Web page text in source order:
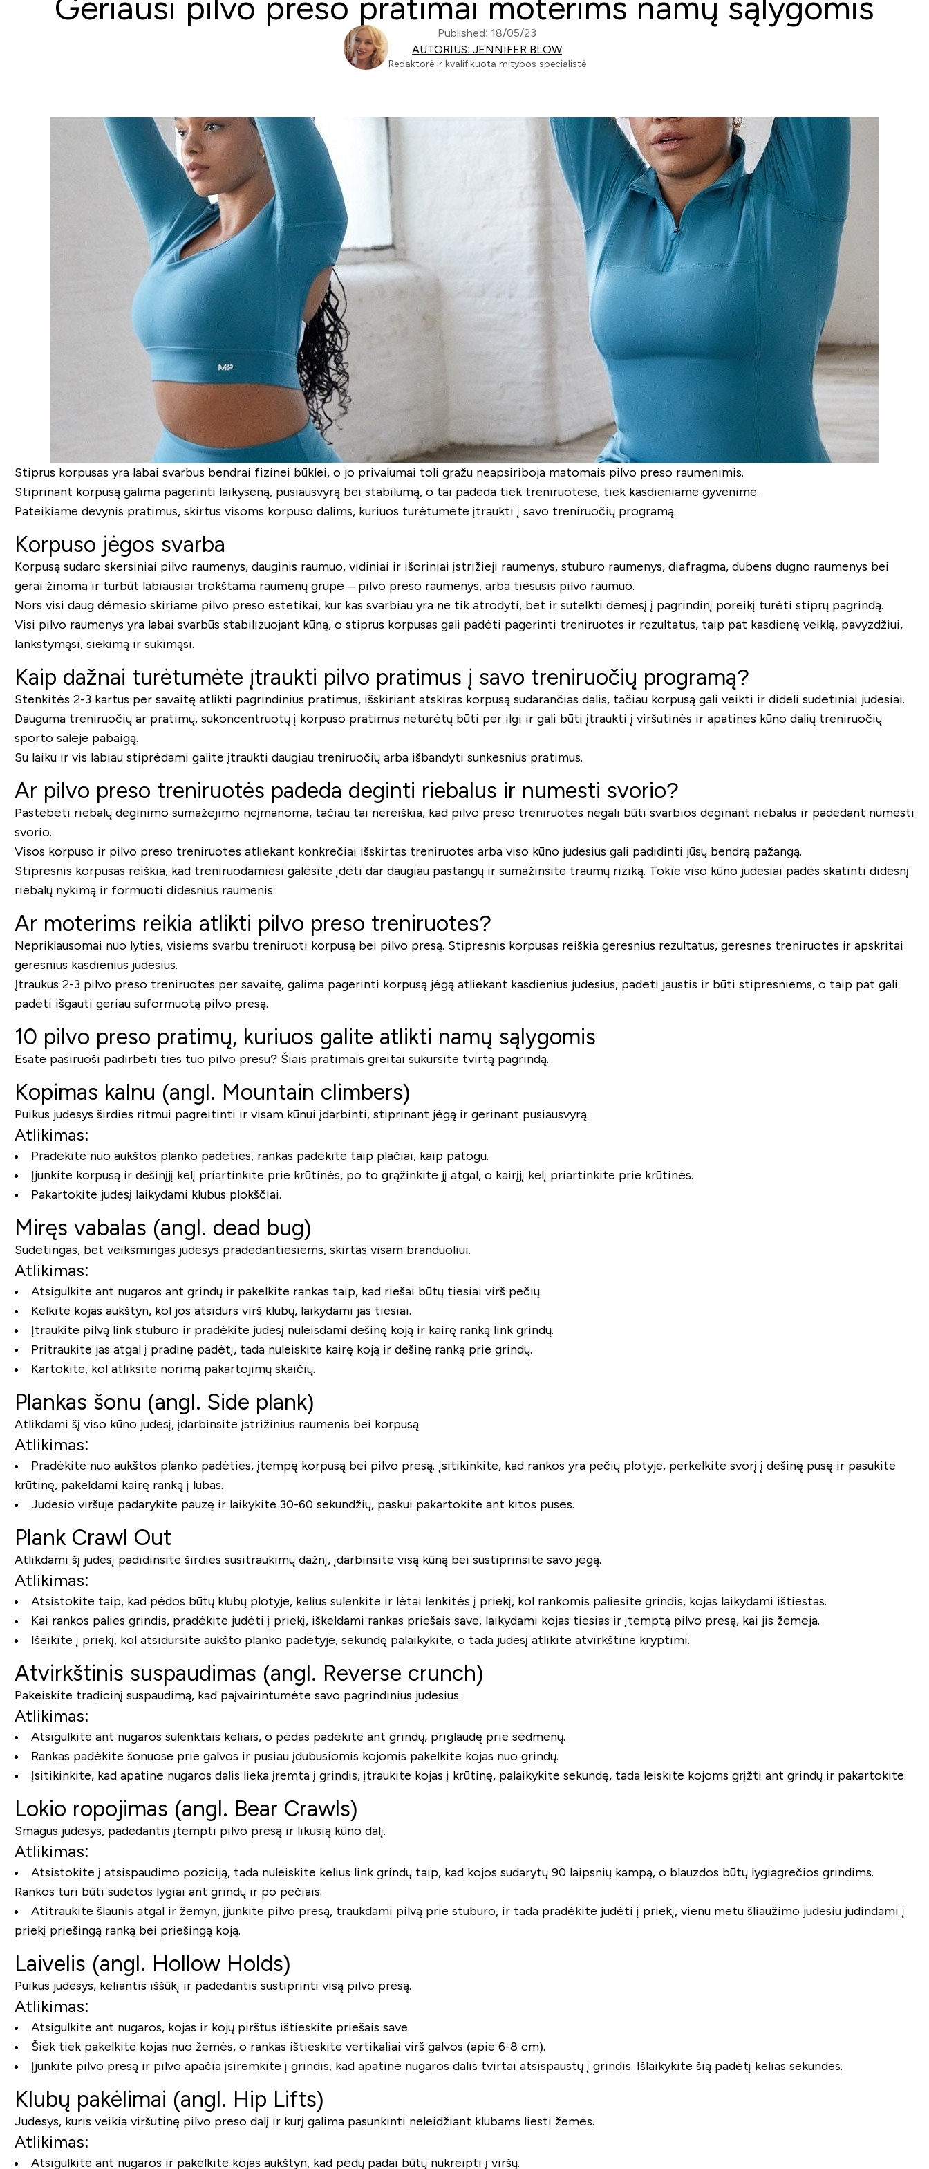
Geriausi pilvo preso pratimai moterims namų sąlygomis
Published: 18/05/23
AUTORIUS: JENNIFER BLOW
Redaktorė ir kvalifikuota mitybos specialistė
Stiprus korpusas yra labai svarbus bendrai fizinei būklei, o jo privalumai toli gražu neapsiriboja matomais pilvo preso raumenimis.
Stiprinant korpusą galima pagerinti laikyseną, pusiausvyrą bei stabilumą, o tai padeda tiek treniruotėse, tiek kasdieniame gyvenime.
Pateikiame devynis pratimus, skirtus visoms korpuso dalims, kuriuos turėtumėte įtraukti į savo treniruočių programą.
Korpuso jėgos svarba
Korpusą sudaro skersiniai pilvo raumenys, dauginis raumuo, vidiniai ir išoriniai įstrižieji raumenys, stuburo raumenys, diafragma, dubens dugno raumenys bei
gerai žinoma ir turbūt labiausiai trokštama raumenų grupė – pilvo preso raumenys, arba tiesusis pilvo raumuo.
Nors visi daug dėmesio skiriame pilvo preso estetikai, kur kas svarbiau yra ne tik atrodyti, bet ir sutelkti dėmesį į pagrindinį poreikį turėti stiprų pagrindą.
Visi pilvo raumenys yra labai svarbūs stabilizuojant kūną, o stiprus korpusas gali padėti pagerinti treniruotes ir rezultatus, taip pat kasdienę veiklą, pavyzdžiui,
lankstymąsi, siekimą ir sukimąsi.
Kaip dažnai turėtumėte įtraukti pilvo pratimus į savo treniruočių programą?
Stenkitės 2-3 kartus per savaitę atlikti pagrindinius pratimus, išskiriant atskiras korpusą sudarančias dalis, tačiau korpusą gali veikti ir dideli sudėtiniai judesiai.
Dauguma treniruočių ar pratimų, sukoncentruotų į korpuso pratimus neturėtų būti per ilgi ir gali būti įtraukti į viršutinės ir apatinės kūno dalių treniruočių
sporto salėje pabaigą.
Su laiku ir vis labiau stiprėdami galite įtraukti daugiau treniruočių arba išbandyti sunkesnius pratimus.
Ar pilvo preso treniruotės padeda deginti riebalus ir numesti svorio?
Pastebėti riebalų deginimo sumažėjimo neįmanoma, tačiau tai nereiškia, kad pilvo preso treniruotės negali būti svarbios deginant riebalus ir padedant numesti
svorio.
Visos korpuso ir pilvo preso treniruotės atliekant konkrečiai išskirtas treniruotes arba viso kūno judesius gali padidinti jūsų bendrą pažangą.
Stipresnis korpusas reiškia, kad treniruodamiesi galėsite įdėti dar daugiau pastangų ir sumažinsite traumų riziką. Tokie viso kūno judesiai padės skatinti didesnį
riebalų nykimą ir formuoti didesnius raumenis.
Ar moterims reikia atlikti pilvo preso treniruotes?
Nepriklausomai nuo lyties, visiems svarbu treniruoti korpusą bei pilvo presą. Stipresnis korpusas reiškia geresnius rezultatus, geresnes treniruotes ir apskritai
geresnius kasdienius judesius.
Įtraukus 2-3 pilvo preso treniruotes per savaitę, galima pagerinti korpusą jėgą atliekant kasdienius judesius, padėti jaustis ir būti stipresniems, o taip pat gali
padėti išgauti geriau suformuotą pilvo presą.
10 pilvo preso pratimų, kuriuos galite atlikti namų sąlygomis
Esate pasiruoši padirbėti ties tuo pilvo presu? Šiais pratimais greitai sukursite tvirtą pagrindą.
Kopimas kalnu (angl. Mountain climbers)
Puikus judesys širdies ritmui pagreitinti ir visam kūnui įdarbinti, stiprinant jėgą ir gerinant pusiausvyrą.
Atlikimas:
Pradėkite nuo aukštos planko padėties, rankas padėkite taip plačiai, kaip patogu.
Įjunkite korpusą ir dešinįjį kelį priartinkite prie krūtinės, po to grąžinkite jį atgal, o kairįjį kelį priartinkite prie krūtinės.
Pakartokite judesį laikydami klubus plokščiai.
Miręs vabalas (angl. dead bug)
Sudėtingas, bet veiksmingas judesys pradedantiesiems, skirtas visam branduoliui.
Atlikimas:
Atsigulkite ant nugaros ant grindų ir pakelkite rankas taip, kad riešai būtų tiesiai virš pečių.
Kelkite kojas aukštyn, kol jos atsidurs virš klubų, laikydami jas tiesiai.
Įtraukite pilvą link stuburo ir pradėkite judesį nuleisdami dešinę koją ir kairę ranką link grindų.
Pritraukite jas atgal į pradinę padėtį, tada nuleiskite kairę koją ir dešinę ranką prie grindų.
Kartokite, kol atliksite norimą pakartojimų skaičių.
Plankas šonu (angl. Side plank)
Atlikdami šį viso kūno judesį, įdarbinsite įstrižinius raumenis bei korpusą
Atlikimas:
Pradėkite nuo aukštos planko padėties, įtempę korpusą bei pilvo presą. Įsitikinkite, kad rankos yra pečių plotyje, perkelkite svorį į dešinę pusę ir pasukite
krūtinę, pakeldami kairę ranką į lubas.
Judesio viršuje padarykite pauzę ir laikykite 30-60 sekundžių, paskui pakartokite ant kitos pusės.
Plank Crawl Out
Atlikdami šį judesį padidinsite širdies susitraukimų dažnį, įdarbinsite visą kūną bei sustiprinsite savo jėgą.
Atlikimas:
Atsistokite taip, kad pėdos būtų klubų plotyje, kelius sulenkite ir lėtai lenkitės į priekį, kol rankomis paliesite grindis, kojas laikydami ištiestas.
Kai rankos palies grindis, pradėkite judėti į priekį, iškeldami rankas priešais save, laikydami kojas tiesias ir įtemptą pilvo presą, kai jis žemėja.
Išeikite į priekį, kol atsidursite aukšto planko padėtyje, sekundę palaikykite, o tada judesį atlikite atvirkštine kryptimi.
Atvirkštinis suspaudimas (angl. Reverse crunch)
Pakeiskite tradicinį suspaudimą, kad paįvairintumėte savo pagrindinius judesius.
Atlikimas:
Atsigulkite ant nugaros sulenktais keliais, o pėdas padėkite ant grindų, priglaudę prie sėdmenų.
Rankas padėkite šonuose prie galvos ir pusiau įdubusiomis kojomis pakelkite kojas nuo grindų.
Įsitikinkite, kad apatinė nugaros dalis lieka įremta į grindis, įtraukite kojas į krūtinę, palaikykite sekundę, tada leiskite kojoms grįžti ant grindų ir pakartokite.
Lokio ropojimas (angl. Bear Crawls)
Smagus judesys, padedantis įtempti pilvo presą ir likusią kūno dalį.
Atlikimas:
Atsistokite į atsispaudimo poziciją, tada nuleiskite kelius link grindų taip, kad kojos sudarytų 90 laipsnių kampą, o blauzdos būtų lygiagrečios grindims.
Rankos turi būti sudėtos lygiai ant grindų ir po pečiais.
Atitraukite šlaunis atgal ir žemyn, įjunkite pilvo presą, traukdami pilvą prie stuburo, ir tada pradėkite judėti į priekį, vienu metu šliaužimo judesiu judindami į
priekį priešingą ranką bei priešingą koją.
Laivelis (angl. Hollow Holds)
Puikus judesys, keliantis iššūkį ir padedantis sustiprinti visą pilvo presą.
Atlikimas:
Atsigulkite ant nugaros, kojas ir kojų pirštus ištieskite priešais save.
Šiek tiek pakelkite kojas nuo žemės, o rankas ištieskite vertikaliai virš galvos (apie 6-8 cm).
Įjunkite pilvo presą ir pilvo apačia įsiremkite į grindis, kad apatinė nugaros dalis tvirtai atsispaustų į grindis. Išlaikykite šią padėtį kelias sekundes.
Klubų pakėlimai (angl. Hip Lifts)
Judesys, kuris veikia viršutinę pilvo preso dalį ir kurį galima pasunkinti neleidžiant klubams liesti žemės.
Atlikimas:
Atsigulkite ant nugaros ir pakelkite kojas aukštyn, kad pėdų padai būtų nukreipti į viršų.